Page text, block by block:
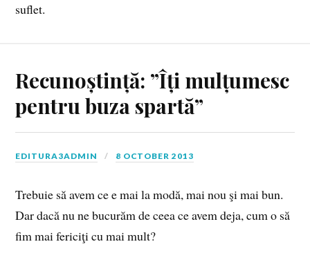
suflet.
Recunoștință: ”Îți mulțumesc
pentru buza spartă”
EDITURA3ADMIN 8 OCTOBER 2013
Trebuie să avem ce e mai la modă, mai nou şi mai bun.
Dar dacă nu ne bucurăm de ceea ce avem deja, cum o să
fim mai fericiţi cu mai mult?